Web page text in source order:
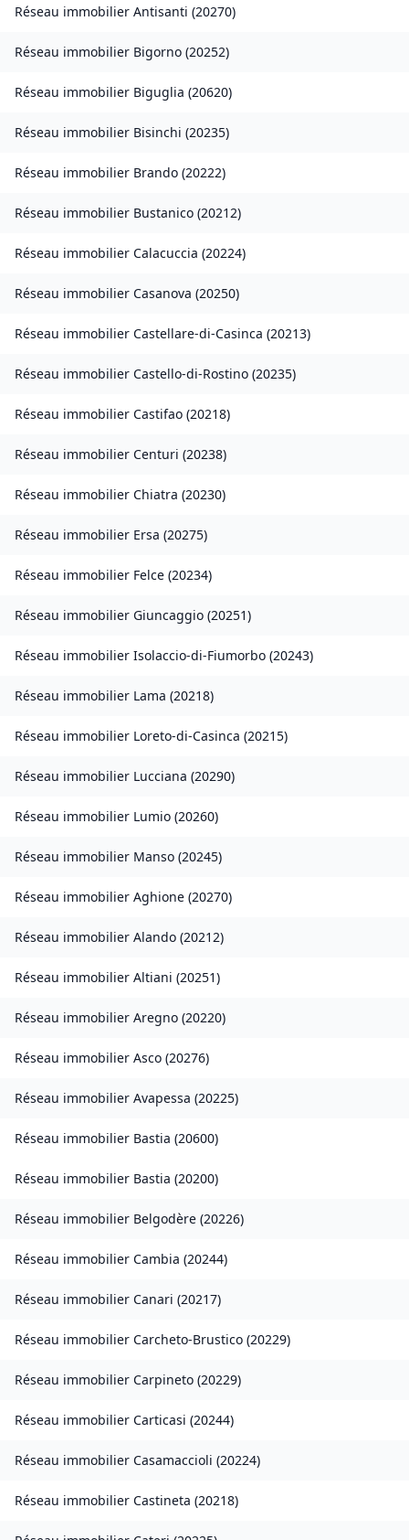
Réseau immobilier Antisanti (20270)
Réseau immobilier Bigorno (20252)
Réseau immobilier Biguglia (20620)
Réseau immobilier Bisinchi (20235)
Réseau immobilier Brando (20222)
Réseau immobilier Bustanico (20212)
Réseau immobilier Calacuccia (20224)
Réseau immobilier Casanova (20250)
Réseau immobilier Castellare-di-Casinca (20213)
Réseau immobilier Castello-di-Rostino (20235)
Réseau immobilier Castifao (20218)
Réseau immobilier Centuri (20238)
Réseau immobilier Chiatra (20230)
Réseau immobilier Ersa (20275)
Réseau immobilier Felce (20234)
Réseau immobilier Giuncaggio (20251)
Réseau immobilier Isolaccio-di-Fiumorbo (20243)
Réseau immobilier Lama (20218)
Réseau immobilier Loreto-di-Casinca (20215)
Réseau immobilier Lucciana (20290)
Réseau immobilier Lumio (20260)
Réseau immobilier Manso (20245)
Réseau immobilier Aghione (20270)
Réseau immobilier Alando (20212)
Réseau immobilier Altiani (20251)
Réseau immobilier Aregno (20220)
Réseau immobilier Asco (20276)
Réseau immobilier Avapessa (20225)
Réseau immobilier Bastia (20600)
Réseau immobilier Bastia (20200)
Réseau immobilier Belgodère (20226)
Réseau immobilier Cambia (20244)
Réseau immobilier Canari (20217)
Réseau immobilier Carcheto-Brustico (20229)
Réseau immobilier Carpineto (20229)
Réseau immobilier Carticasi (20244)
Réseau immobilier Casamaccioli (20224)
Réseau immobilier Castineta (20218)